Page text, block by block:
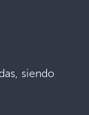
siendo